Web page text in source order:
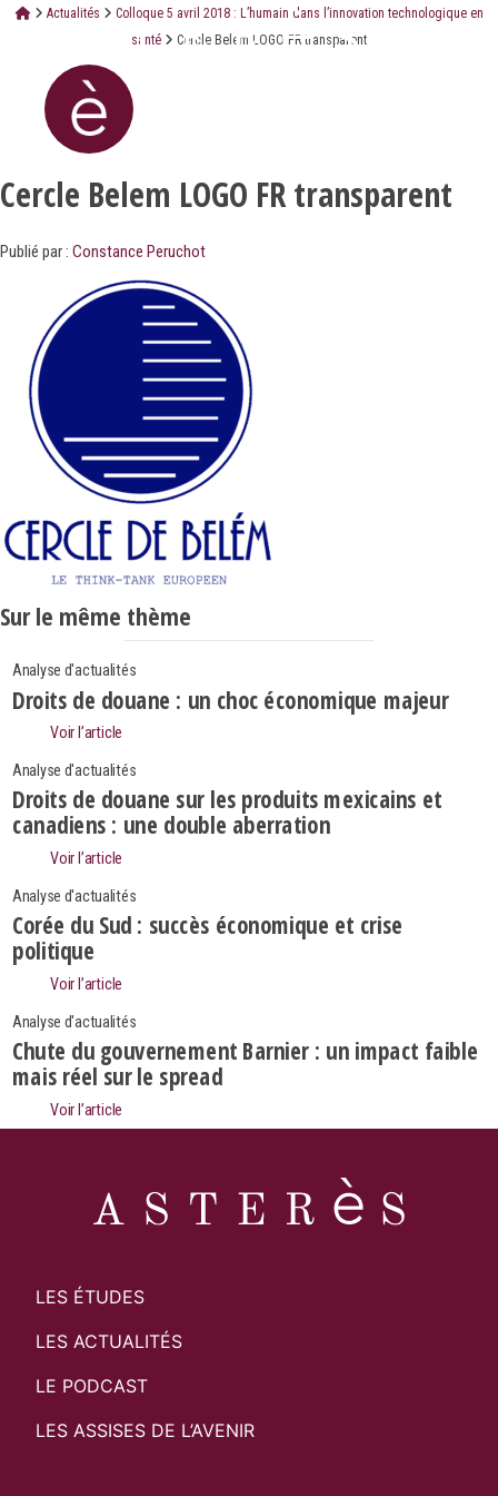
Actualités
Colloque 5 avril 2018 : L’humain dans l’innovation technologique en
santé
Cercle Belem LOGO FR transparent
Cercle Belem LOGO FR transparent
Publié par : Constance Peruchot
Sur le même thème
Analyse d'actualités
Droits de douane : un choc économique majeur
Voir l’article
Analyse d'actualités
Droits de douane sur les produits mexicains et
canadiens : une double aberration
Voir l’article
Analyse d'actualités
Corée du Sud : succès économique et crise
politique
Voir l’article
Analyse d'actualités
Chute du gouvernement Barnier : un impact faible
mais réel sur le spread
Voir l’article
LES ÉTUDES
LES ACTUALITÉS
LE PODCAST
LES ASSISES DE L’AVENIR
Search